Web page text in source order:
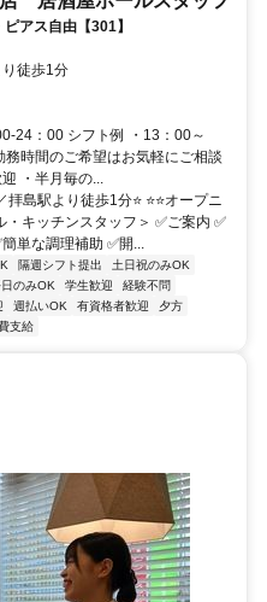
アス自由【301】
徒歩1分
24：00 シフト例 ・13：00～
時間のご希望はお気軽にご相談
・半月毎の...
島駅より徒歩1分⭐ ⭐⭐オープニ
・キッチンスタッフ＞ ✅ご案内 ✅
単な調理補助 ✅開...
隔週シフト提出
土日祝のみOK
のみOK 学生歓迎
経験不問
週払いOK 有資格者歓迎
夕方
支給